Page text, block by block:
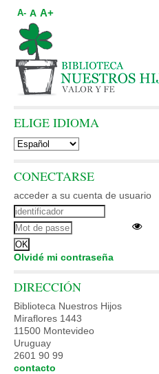
A- A A+
ELIGE IDIOMA
CONECTARSE
acceder a su cuenta de usuario
Olvidé mi contraseña
DIRECCIÓN
Biblioteca Nuestros Hijos
Miraflores 1443
11500 Montevideo
Uruguay
2601 90 99
contacto